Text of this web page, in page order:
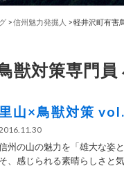
>信州魅力発掘人 >軽井沢町有害
獣対策専門員
里山×鳥獣対策
州の山の魅力を「雄大な姿
そ、感じられる素晴らしさと